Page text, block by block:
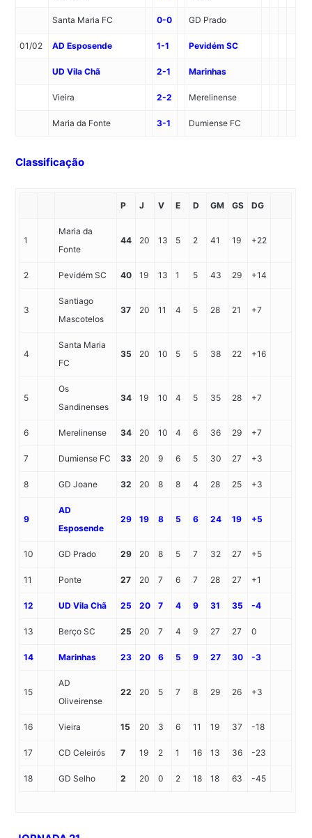
Santa Maria FC 0-0 GD Prado
01/02 AD Esposende 1-1 Pevidém SC
UD Vila Chã 2-1 Marinhas
Vieira 2-2 Merelinense
Maria da Fonte 3-1 Dumiense FC
Classificação
P J V E D GM GS DG
1
Maria da
Fonte
44 20 13 5 2 41 19 +22
2 Pevidém SC 40 19 13 1 5 43 29 +14
3
Santiago
Mascotelos
37 20 11 4 5 28 21 +7
4
Santa Maria
FC
35 20 10 5 5 38 22 +16
5
Os
Sandinenses
34 19 10 4 5 35 28 +7
6 Merelinense 34 20 10 4 6 36 29 +7
7 Dumiense FC 33 20 9 6 5 30 27 +3
8 GD Joane 32 20 8 8 4 28 25 +3
9
AD
Esposende
29 19 8 5 6 24 19 +5
10 GD Prado 29 20 8 5 7 32 27 +5
11 Ponte 27 20 7 6 7 28 27 +1
12 UD Vila Chã 25 20 7 4 9 31 35 -4
13 Berço SC 25 20 7 4 9 27 27 0
14 Marinhas 23 20 6 5 9 27 30 -3
15
AD
Oliveirense
22 20 5 7 8 29 26 +3
16 Vieira 15 20 3 6 11 19 37 -18
17 CD Celeirós 7 19 2 1 16 13 36 -23
18 GD Selho 2 20 0 2 18 18 63 -45